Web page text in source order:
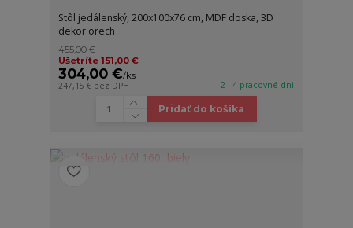
Stôl jedálenský, 200x100x76 cm, MDF doska, 3D
dekor orech
455,00 €
Ušetríte 151,00 €
304,00 €/ks
247,15 € bez DPH 2 - 4 pracovné dni
Pridať do košíka